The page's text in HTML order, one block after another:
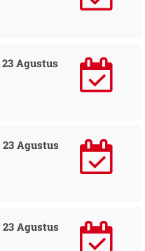
Agustus
Agustus
Agustus